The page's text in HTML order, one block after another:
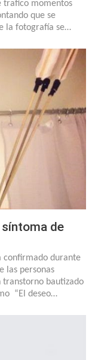
trafico momentos
que se
la fotografía se…
de
confirmado durante
las personas
transtorno bautizado
“El deseo…